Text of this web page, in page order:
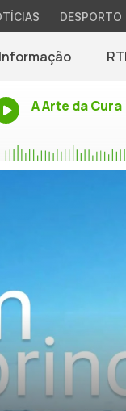
DESPORTO
Informação
A Arte da Cura